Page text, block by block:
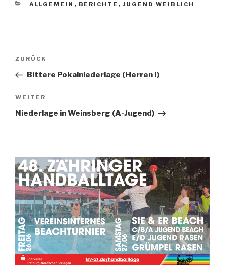
ALLGEMEIN , BERICHTE , JUGEND WEIBLICH
ZURÜCK
Bittere Pokalniederlage (Herren I)
WEITER
Niederlage in Weinsberg (A-Jugend)